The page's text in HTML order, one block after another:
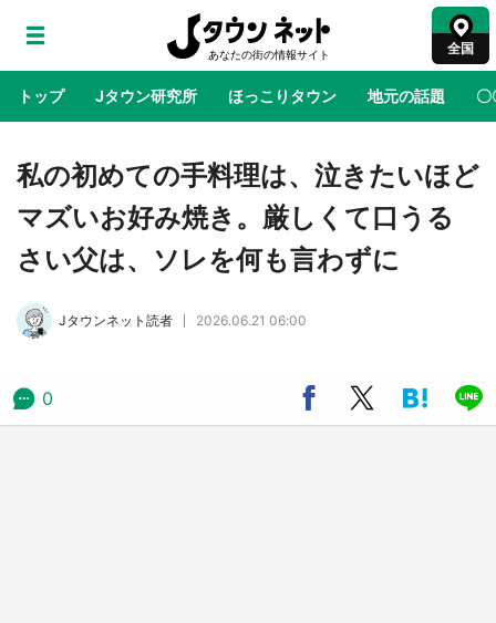
全国
トップ Jタウン研究所 ほっこりタウン 地元の話題 〇
地域×二次元 絶景 あの時はありがとう 物語がはじ
鳥取・境港「ゲゲゲの妖怪楽園」限定だった鬼
太郎グッズ買える 銀座・博品館TOY PARKへ
私の初めての手料理は、泣きたいほど
マズいお好み焼き。厳しくて口うる
さい父は、ソレを何も言わずに
Jタウンネット読者 2026.06.21 06:00
0